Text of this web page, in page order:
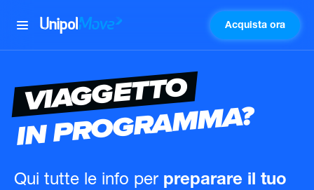
UnipolMove Acquista ora
VIAGGETTO
IN PROGRAMMA?
Qui tutte le info per preparare il tuo